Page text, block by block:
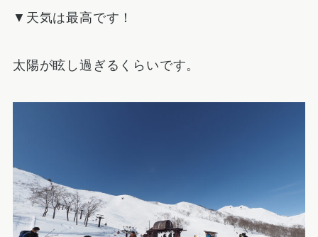
▼天気は最高です！
太陽が眩し過ぎるくらいです。